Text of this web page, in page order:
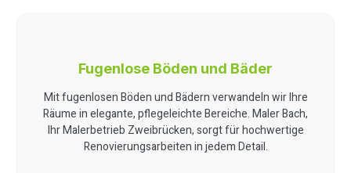
Fugenlose Böden und Bäder
Mit fugenlosen Böden und Bädern verwandeln wir Ihre
Räume in elegante, pflegeleichte Bereiche. Maler Bach,
Ihr Malerbetrieb Zweibrücken, sorgt für hochwertige
Renovierungsarbeiten in jedem Detail.